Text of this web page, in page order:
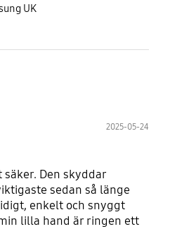
UK
2025-05-24
Den skyddar
sedan så länge
enkelt och snyggt
lilla hand är ringen ett